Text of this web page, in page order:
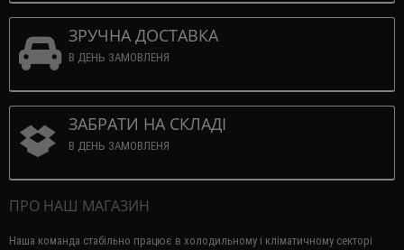
ЗРУЧНА ДОСТАВКА
В ДЕНЬ ЗАМОВЛЕНЯ
ЗАБРАТИ НА СКЛАДІ
В ДЕНЬ ЗАМОВЛЕНЯ
ПРО НАШ МАГАЗИН
Наша команда стабільно працює в холодильному і кліматичному секторі